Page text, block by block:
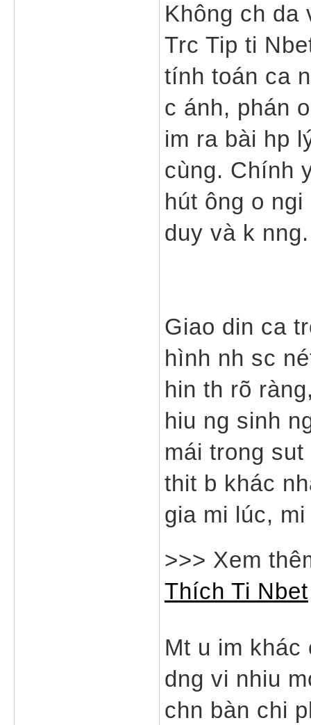
Không ch da
Trc Tip ti
tính toán ca
c ánh, phán
im ra bài hp
cùng. Chính
hút ông o
duy và k nng.
Giao din ca
hình nh sc
hin th rõ
hiu ng sinh
mái trong
thit b khác
gia mi lúc,
>>> Xem
Thích Ti Nbet
Mt u im khác
dng vi nhiu
chn bàn chi